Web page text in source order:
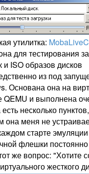
утилитка:
для тестирования
ISO образов дисков
из под
Основана она на
и выполнена
несколько
она меня не
старте эмуляции
флешки
же вопрос: "Хотите
жесткого